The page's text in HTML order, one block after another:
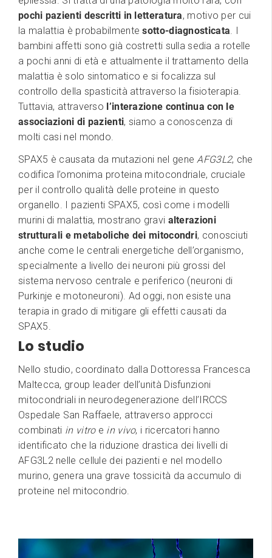
pochi pazienti descritti in letteratura, motivo per cui
la malattia è probabilmentesotto-diagnosticata . I
bambini affetti sono già costretti sulla sedia a rotelle
a pochi anni di età e attualmente il trattamento della
malattia è solo sintomatico e si focalizza sul
controllo della spasticità attraverso la fisioterapia.
Tuttavia, attraverso l’interazione continua con le
associazioni di pazienti, siamo a conoscenza di
molti casi nel mondo.
SPAX5 è causata da mutazioni nel gene AFG3L2, che
codifica l’omonima proteina mitocondriale, cruciale
per il controllo qualità delle proteine in questo
organello. I pazienti SPAX5, così come i modelli
murini di malattia, mostrano gravi alterazioni
strutturali e metaboliche dei mitocondri, conosciuti
anche come le centrali energetiche dell’organismo,
specialmente a livello dei neuroni più grossi del
sistema nervoso centrale e periferico (neuroni di
Purkinje e motoneuroni). Ad oggi, non esiste una
terapia in grado di mitigare gli effetti causati da
SPAX5.
Lo studio
Nello studio, coordinato dalla Dottoressa Francesca
Maltecca, group leader dell’unità Disfunzioni
mitocondriali in neurodegenerazione dell’IRCCS
Ospedale San Raffaele, attraverso approcci
combinati in vitroe in vivo, i ricercatori hanno
identificato che la riduzione drastica dei livelli di
AFG3L2 nelle cellule dei pazienti e nel modello
murino, genera una grave tossicità da accumulo di
proteine nel mitocondrio.